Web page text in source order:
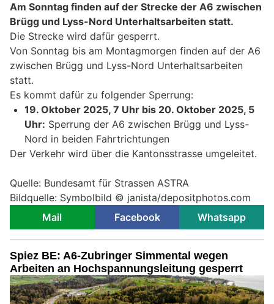
Am Sonntag finden auf der Strecke der A6 zwischen
Brügg und Lyss-Nord Unterhaltsarbeiten statt.
Die Strecke wird dafür gesperrt.
Von Sonntag bis am Montagmorgen finden auf der A6
zwischen Brügg und Lyss-Nord Unterhaltsarbeiten
statt.
Es kommt dafür zu folgender Sperrung:
19. Oktober 2025, 7 Uhr bis 20. Oktober 2025, 5
Uhr: Sperrung der A6 zwischen Brügg und Lyss-
Nord in beiden Fahrtrichtungen
Der Verkehr wird über die Kantonsstrasse umgeleitet.
Quelle: Bundesamt für Strassen ASTRA
Bildquelle: Symbolbild © janista/depositphotos.com
Mail
Facebook Whatsapp
Spiez BE: A6-Zubringer Simmental wegen
Arbeiten an Hochspannungsleitung gesperrt